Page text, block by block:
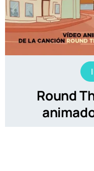
Round